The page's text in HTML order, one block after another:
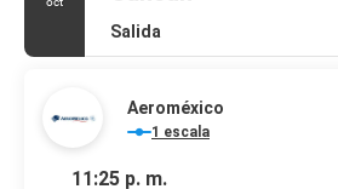
Salida
Aeroméxico
1 escala
11:25 p. m.